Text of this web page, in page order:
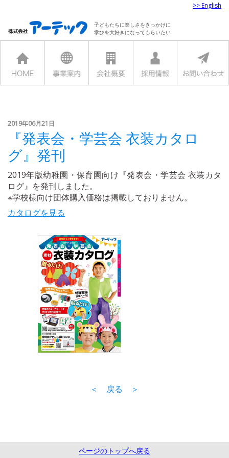
>> English
子どもたちに楽しさをきっかけに
学びを大好きになってもらいたい
2019年06月21日
『発表会・学芸会 衣装カタロ
グ』発刊
2019年版幼稚園・保育園向け『発表会・学芸会 衣装カタ
ログ』を発刊しました。
※学校様向け団体購入価格は掲載しておりません。
カタログを見る
＜ 戻る ＞
ページのトップへ戻る